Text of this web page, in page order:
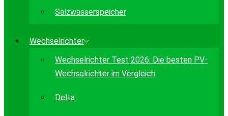
Salzwasserspeicher
Wechselrichter
Wechselrichter Test 2026: Die besten PV-
Wechselrichter im Vergleich
Delta